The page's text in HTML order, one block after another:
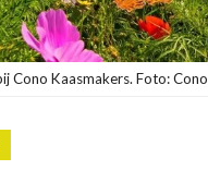
Cono Kaasmakers. Foto: Cono